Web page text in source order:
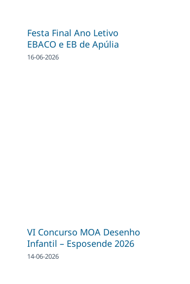
Festa Final Ano Letivo
EBACO e EB de Apúlia
16-06-2026
VI Concurso MOA Desenho
Infantil – Esposende 2026
14-06-2026